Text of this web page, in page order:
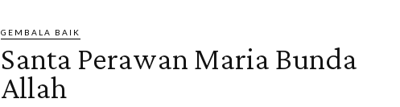
GEMBALA BAIK
Santa Perawan Maria Bunda
Allah